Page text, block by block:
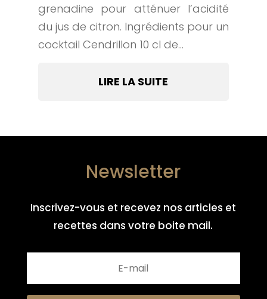
grenadine pour atténuer l’acidité
du jus de citron. Ingrédients pour un
cocktail Cendrillon 10 cl de...
LIRE LA SUITE
Newsletter
Inscrivez-vous et recevez nos articles et
recettes dans votre boite mail.